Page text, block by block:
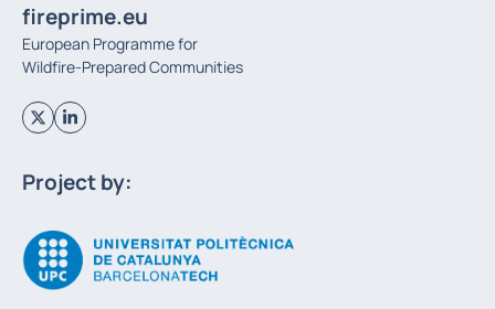
fireprime.eu
European Programme for
Wildfire-Prepared Communities
Project by: